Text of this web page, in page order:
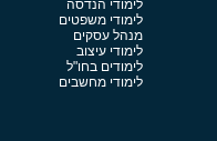
לימודי הנדסה
לימודי משפטים
מנהל עסקים
לימודי עיצוב
לימודים בחו"ל
לימודי מחשבים